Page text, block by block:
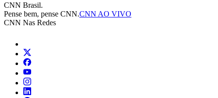
CNN Brasil.
Pense bem, pense CNN.CNN AO VIVO
CNN Nas Redes